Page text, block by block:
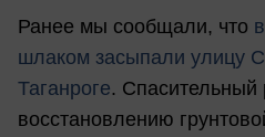
Ранее мы сообщали, что
шлаком засыпали улицу
Таганроге. Спасительный
восстановлению